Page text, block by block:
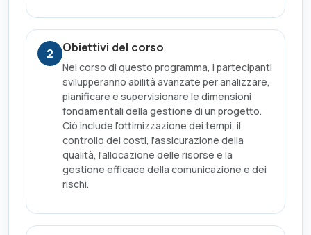
2 Obiettivi del corso
Nel corso di questo programma, i partecipanti
svilupperanno abilità avanzate per analizzare,
pianificare e supervisionare le dimensioni
fondamentali della gestione di un progetto.
Ciò include l'ottimizzazione dei tempi, il
controllo dei costi, l'assicurazione della
qualità, l'allocazione delle risorse e la
gestione efficace della comunicazione e dei
rischi.